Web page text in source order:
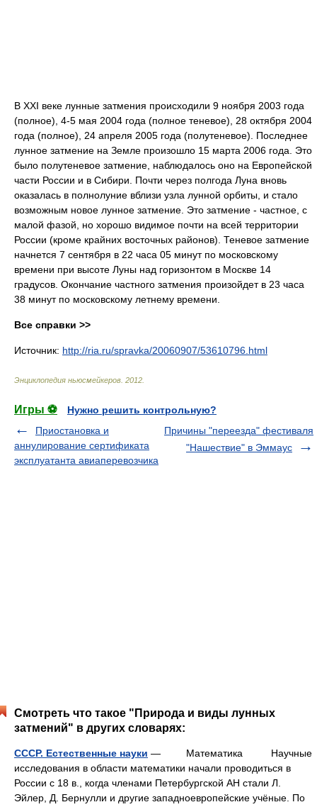
В XXI веке лунные затмения происходили 9 ноября 2003 года
(полное), 4-5 мая 2004 года (полное теневое), 28 октября 2004
года (полное), 24 апреля 2005 года (полутеневое). Последнее
лунное затмение на Земле произошло 15 марта 2006 года. Это
было полутеневое затмение, наблюдалось оно на Европейской
части России и в Сибири. Почти через полгода Луна вновь
оказалась в полнолуние вблизи узла лунной орбиты, и стало
возможным новое лунное затмение. Это затмение - частное, с
малой фазой, но хорошо видимое почти на всей территории
России (кроме крайних восточных районов). Теневое затмение
начнется 7 сентября в 22 часа 05 минут по московскому
времени при высоте Луны над горизонтом в Москве 14
градусов. Окончание частного затмения произойдет в 23 часа
38 минут по московскому летнему времени.
Все справки >>
Источник: http://ria.ru/spravka/20060907/53610796.html
Энциклопедия ньюсмейкеров 2012
Игры ⚽
Нужно решить контрольную?
Приостановка и
аннулирование сертификата
эксплуатанта авиаперевозчика
Причины "переезда" фестиваля
"Нашествие" в Эммаус
Смотреть что такое "Природа и виды лунных
затмений" в других словарях:
СССР. Естественные науки — Математика Научные
исследования в области математики начали проводиться в
России с 18 в., когда членами Петербургской АН стали Л.
Эйлер, Д. Бернулли и другие западноевропейские учёные. По